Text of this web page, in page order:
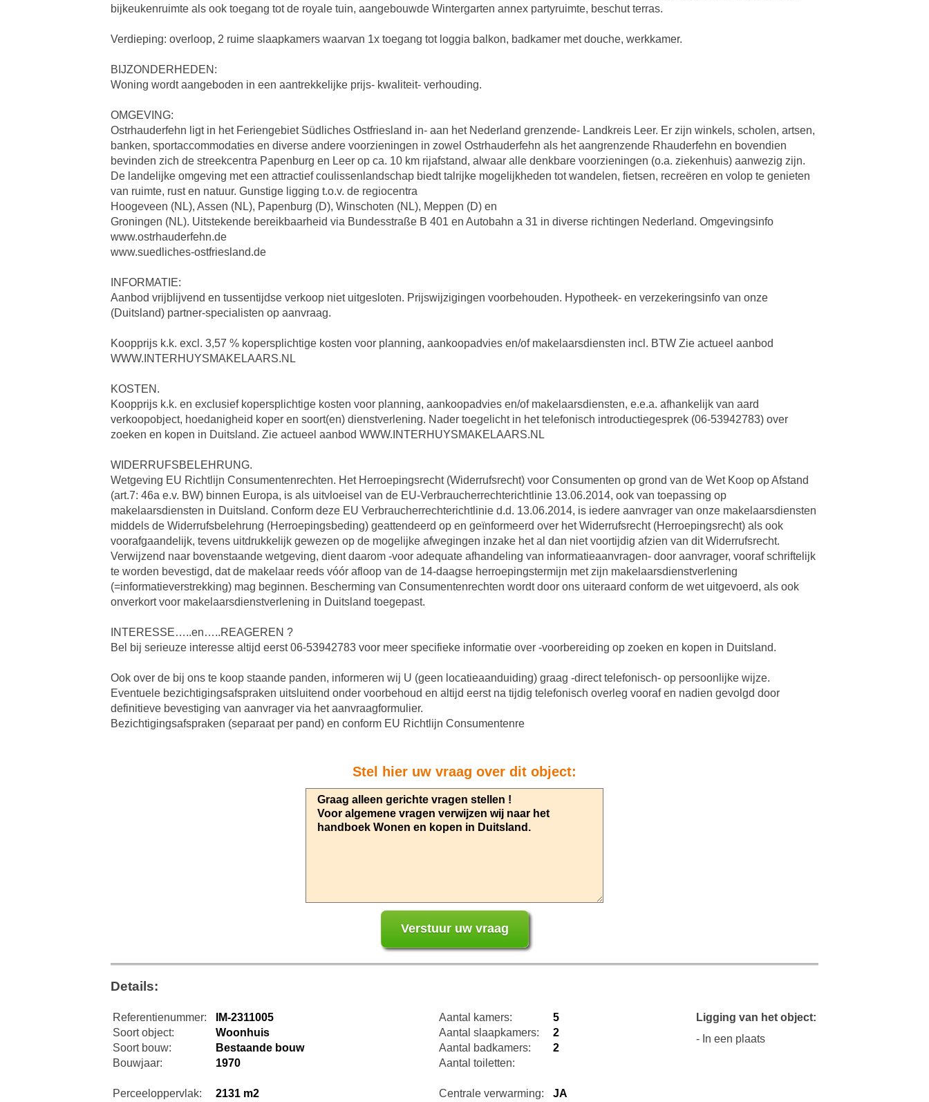
bijkeukenruimte als ook toegang tot de royale tuin, aangebouwde Wintergarten annex partyruimte, beschut terras.
Verdieping: overloop, 2 ruime slaapkamers waarvan 1x toegang tot loggia balkon, badkamer met douche, werkkamer.
BIJZONDERHEDEN:
Woning wordt aangeboden in een aantrekkelijke prijs- kwaliteit- verhouding.
OMGEVING:
Ostrhauderfehn ligt in het Feriengebiet Südliches Ostfriesland in- aan het Nederland grenzende- Landkreis Leer. Er zijn winkels, scholen, artsen,
banken, sportaccommodaties en diverse andere voorzieningen in zowel Ostrhauderfehn als het aangrenzende Rhauderfehn en bovendien
bevinden zich de streekcentra Papenburg en Leer op ca. 10 km rijafstand, alwaar alle denkbare voorzieningen (o.a. ziekenhuis) aanwezig zijn.
De landelijke omgeving met een attractief coulissenlandschap biedt talrijke mogelijkheden tot wandelen, fietsen, recreëren en volop te genieten
van ruimte, rust en natuur. Gunstige ligging t.o.v. de regiocentra
Hoogeveen (NL), Assen (NL), Papenburg (D), Winschoten (NL), Meppen (D) en
Groningen (NL). Uitstekende bereikbaarheid via Bundesstraße B 401 en Autobahn a 31 in diverse richtingen Nederland. Omgevingsinfo
www.ostrhauderfehn.de
www.suedliches-ostfriesland.de
INFORMATIE:
Aanbod vrijblijvend en tussentijdse verkoop niet uitgesloten. Prijswijzigingen voorbehouden. Hypotheek- en verzekeringsinfo van onze
(Duitsland) partner-specialisten op aanvraag.
Koopprijs k.k. excl. 3,57 % kopersplichtige kosten voor planning, aankoopadvies en/of makelaarsdiensten incl. BTW Zie actueel aanbod
WWW.INTERHUYSMAKELAARS.NL
KOSTEN.
Koopprijs k.k. en exclusief kopersplichtige kosten voor planning, aankoopadvies en/of makelaarsdiensten, e.e.a. afhankelijk van aard
verkoopobject, hoedanigheid koper en soort(en) dienstverlening. Nader toegelicht in het telefonisch introductiegesprek (06-53942783) over
zoeken en kopen in Duitsland. Zie actueel aanbod WWW.INTERHUYSMAKELAARS.NL
WIDERRUFSBELEHRUNG.
Wetgeving EU Richtlijn Consumentenrechten. Het Herroepingsrecht (Widerrufsrecht) voor Consumenten op grond van de Wet Koop op Afstand
(art.7: 46a e.v. BW) binnen Europa, is als uitvloeisel van de EU-Verbraucherrechterichtlinie 13.06.2014, ook van toepassing op
makelaarsdiensten in Duitsland. Conform deze EU Verbraucherrechterichtlinie d.d. 13.06.2014, is iedere aanvrager van onze makelaarsdiensten
middels de Widerrufsbelehrung (Herroepingsbeding) geattendeerd op en geïnformeerd over het Widerrufsrecht (Herroepingsrecht) als ook
voorafgaandelijk, tevens uitdrukkelijk gewezen op de mogelijke afwegingen inzake het al dan niet voortijdig afzien van dit Widerrufsrecht.
Verwijzend naar bovenstaande wetgeving, dient daarom -voor adequate afhandeling van informatieaanvragen- door aanvrager, vooraf schriftelijk
te worden bevestigd, dat de makelaar reeds vóór afloop van de 14-daagse herroepingstermijn met zijn makelaarsdienstverlening
(=informatieverstrekking) mag beginnen. Bescherming van Consumentenrechten wordt door ons uiteraard conform de wet uitgevoerd, als ook
onverkort voor makelaarsdienstverlening in Duitsland toegepast.
INTERESSE…..en…..REAGEREN ?
Bel bij serieuze interesse altijd eerst 06-53942783 voor meer specifieke informatie over -voorbereiding op zoeken en kopen in Duitsland.
Ook over de bij ons te koop staande panden, informeren wij U (geen locatieaanduiding) graag -direct telefonisch- op persoonlijke wijze.
Eventuele bezichtigingsafspraken uitsluitend onder voorbehoud en altijd eerst na tijdig telefonisch overleg vooraf en nadien gevolgd door
definitieve bevestiging van aanvrager via het aanvraagformulier.
Bezichtigingsafspraken (separaat per pand) en conform EU Richtlijn Consumentenre
Stel hier uw vraag over dit object:
Details:
Referentienummer:
IM-2311005
Soort object:
Woonhuis
Soort bouw:
Bestaande bouw
Bouwjaar:
1970
Perceeloppervlak: 2131 m2
Aantal kamers:
5
Aantal slaapkamers:
2
Aantal badkamers:
2
Aantal toiletten:
Centrale verwarming: JA
Ligging van het object:
- In een plaats